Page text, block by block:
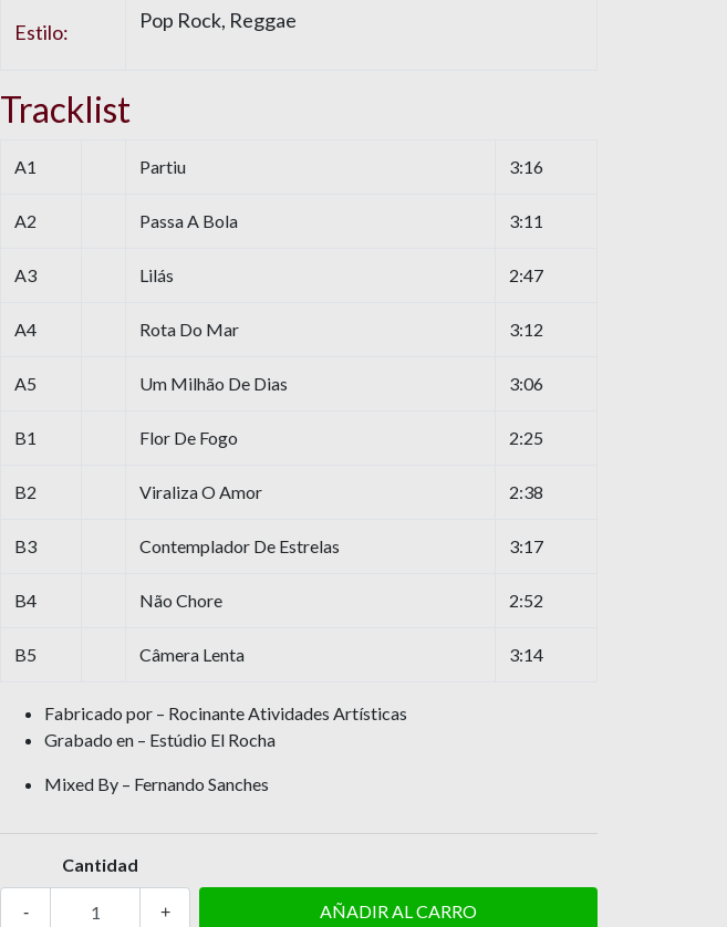
Estilo: Pop Rock, Reggae
Tracklist
A1 Partiu 3:16
A2 Passa A Bola 3:11
A3 Lilás 2:47
A4 Rota Do Mar 3:12
A5 Um Milhão De Dias 3:06
B1 Flor De Fogo 2:25
B2 Viraliza O Amor 2:38
B3 Contemplador De Estrelas 3:17
B4 Não Chore 2:52
B5 Câmera Lenta 3:14
Fabricado por – Rocinante Atividades Artísticas
Grabado en – Estúdio El Rocha
Mixed By – Fernando Sanches
Cantidad
+
-